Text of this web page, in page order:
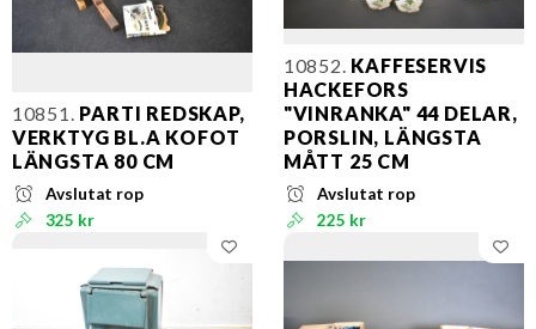
10851. PARTI REDSKAP,
VERKTYG BL.A KOFOT
LÄNGSTA 80 CM
Avslutat rop
325 kr
10852. KAFFESERVIS
HACKEFORS
"VINRANKA" 44 DELAR,
PORSLIN, LÄNGSTA
MÅTT 25 CM
Avslutat rop
225 kr